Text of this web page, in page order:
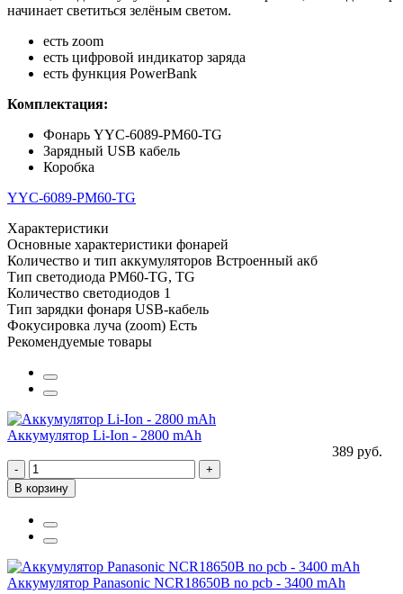
начинает светиться зелёным светом.
есть zoom
есть цифровой индикатор заряда
есть функция PowerBank
Комплектация:
Фонарь YYC-6089-PM60-TG
Зарядный USB кабель
Коробка
YYC-6089-PM60-TG
Характеристики
Основные характеристики фонарей
Количество и тип аккумуляторов Встроенный акб
Тип светодиода PM60-TG, TG
Количество светодиодов 1
Тип зарядки фонаря USB-кабель
Фокусировка луча (zoom) Есть
Рекомендуемые товары
Аккумулятор Li-Ion - 2800 mAh
389 руб.
-
+
В корзину
Аккумулятор Panasonic NCR18650B no pcb - 3400 mAh